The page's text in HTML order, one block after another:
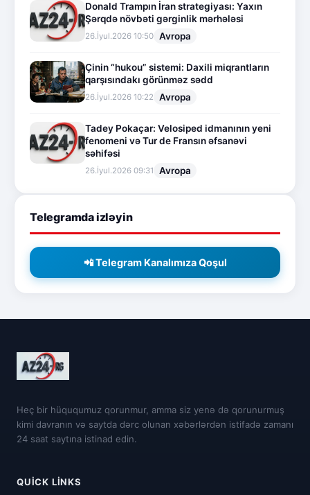
Donald Trampın İran strategiyası: Yaxın
Şərqdə növbəti gərginlik mərhələsi
26.İyul.2026 10:50 Avropa
Çinin “hukou” sistemi: Daxili miqrantların
qarşısındakı görünməz sədd
26.İyul.2026 10:22 Avropa
Tadey Pokaçar: Velosiped idmanının yeni
fenomeni və Tur de Fransın əfsanəvi
səhifəsi
26.İyul.2026 09:31 Avropa
Telegramda izləyin
📲 Telegram Kanalımıza Qoşul
Heç bir hüququmuz qorunmur, amma siz yenə də qorunurmuş
kimi davranın və saytda dərc olunan xəbərlərdən istifadə zamanı
24 saat saytına istinad edin.
QUICK LINKS